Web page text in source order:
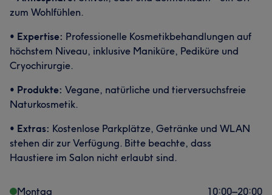
zum Wohlfühlen.
• Expertise: Professionelle Kosmetikbehandlungen auf
höchstem Niveau, inklusive Maniküre, Pediküre und
Cryochirurgie.
• Produkte: Vegane, natürliche und tierversuchsfreie
Naturkosmetik.
• Extras: Kostenlose Parkplätze, Getränke und WLAN
stehen dir zur Verfügung. Bitte beachte, dass
Haustiere im Salon nicht erlaubt sind.
Montag 10:00–20:00